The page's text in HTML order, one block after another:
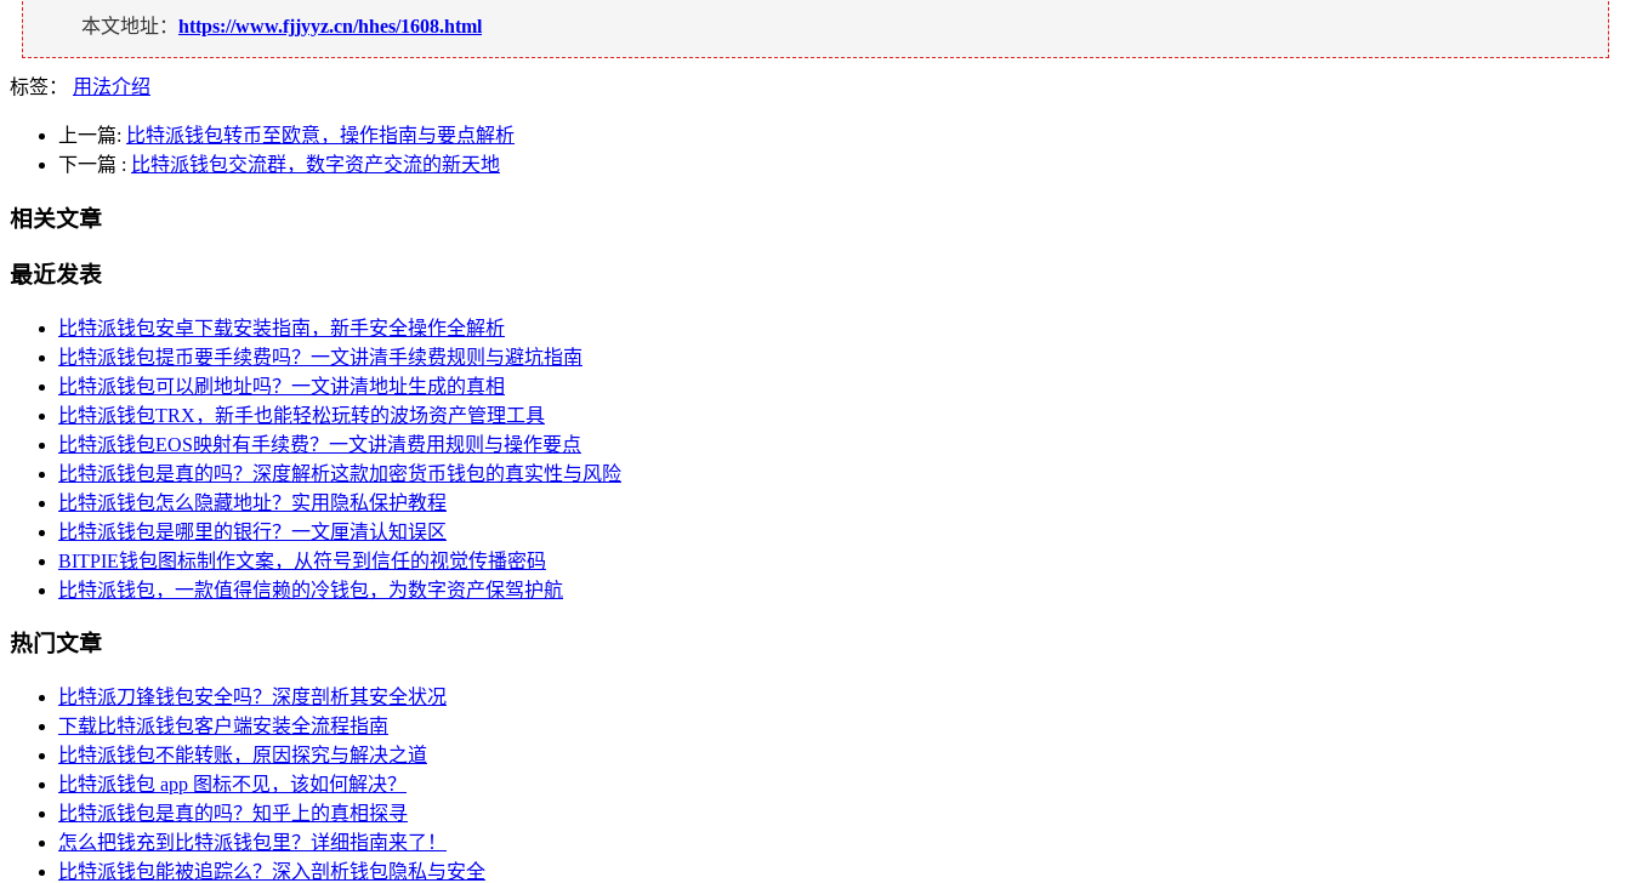
本文地址： https://www.fjjyyz.cn/hhes/1608.html
标签： 用法介绍
上一篇: 比特派钱包转币至欧意，操作指南与要点解析
下一篇 : 比特派钱包交流群，数字资产交流的新天地
相关文章
最近发表
比特派钱包安卓下载安装指南，新手安全操作全解析
比特派钱包提币要手续费吗？一文讲清手续费规则与避坑指南
比特派钱包可以刷地址吗？一文讲清地址生成的真相
比特派钱包TRX，新手也能轻松玩转的波场资产管理工具
比特派钱包EOS映射有手续费？一文讲清费用规则与操作要点
比特派钱包是真的吗？深度解析这款加密货币钱包的真实性与风险
比特派钱包怎么隐藏地址？实用隐私保护教程
比特派钱包是哪里的银行？一文厘清认知误区
BITPIE钱包图标制作文案，从符号到信任的视觉传播密码
比特派钱包，一款值得信赖的冷钱包，为数字资产保驾护航
热门文章
比特派刀锋钱包安全吗？深度剖析其安全状况
下载比特派钱包客户端安装全流程指南
比特派钱包不能转账，原因探究与解决之道
比特派钱包 app 图标不见，该如何解决？
比特派钱包是真的吗？知乎上的真相探寻
怎么把钱充到比特派钱包里？详细指南来了！
比特派钱包能被追踪么？深入剖析钱包隐私与安全